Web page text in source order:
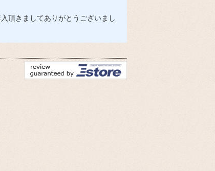
頂きましてありがとうございまし